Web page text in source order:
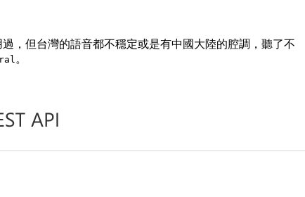
，但台灣的語音都不穩定或是有中國大陸的腔調，聽了不
。